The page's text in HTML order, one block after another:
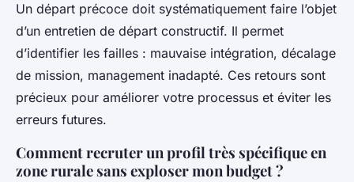
Un départ précoce doit systématiquement faire l’objet
d’un entretien de départ constructif. Il permet
d’identifier les failles : mauvaise intégration, décalage
de mission, management inadapté. Ces retours sont
précieux pour améliorer votre processus et éviter les
erreurs futures.
Comment recruter un profil très spécifique en
zone rurale sans exploser mon budget ?